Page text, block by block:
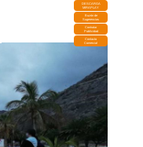
DESCARGA
MIRAPLAY
Buzón de
Sugerencias
Contratar
Publicidad
Contacto
Comercial